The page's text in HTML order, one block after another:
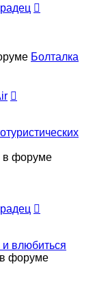
Болталка
в форуме
и влюбиться
форуме